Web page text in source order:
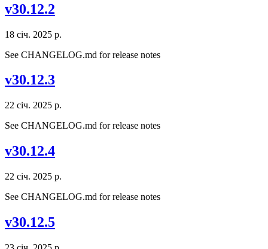
v30.12.2
18 січ. 2025 р.
See CHANGELOG.md for release notes
v30.12.3
22 січ. 2025 р.
See CHANGELOG.md for release notes
v30.12.4
22 січ. 2025 р.
See CHANGELOG.md for release notes
v30.12.5